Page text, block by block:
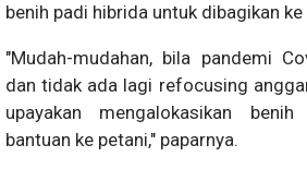
benih padi hibrida untuk dibagikan ke
"Mudah-mudahan, bila pandemi
dan tidak ada lagi refocusing
upayakan mengalokasikan
bantuan ke petani," paparnya.